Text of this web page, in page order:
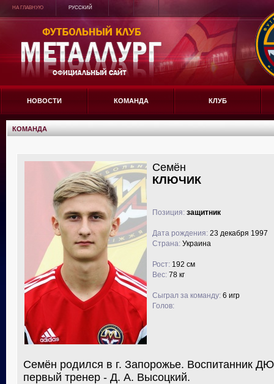
НА ГЛАВНУЮ РУССКИЙ
НОВОСТИ КОМАНДА КЛУБ
КОМАНДА
Семён
КЛЮЧИК
Позиция: защитник
Дата рождения: 23 декабря 1997
Страна: Украина
Рост: 192 см
Вес: 78 кг
Сыграл за команду: 6 игр
Голов:
Семён родился в г. Запорожье. Воспитанник
первый тренер - Д. А. Высоцкий.